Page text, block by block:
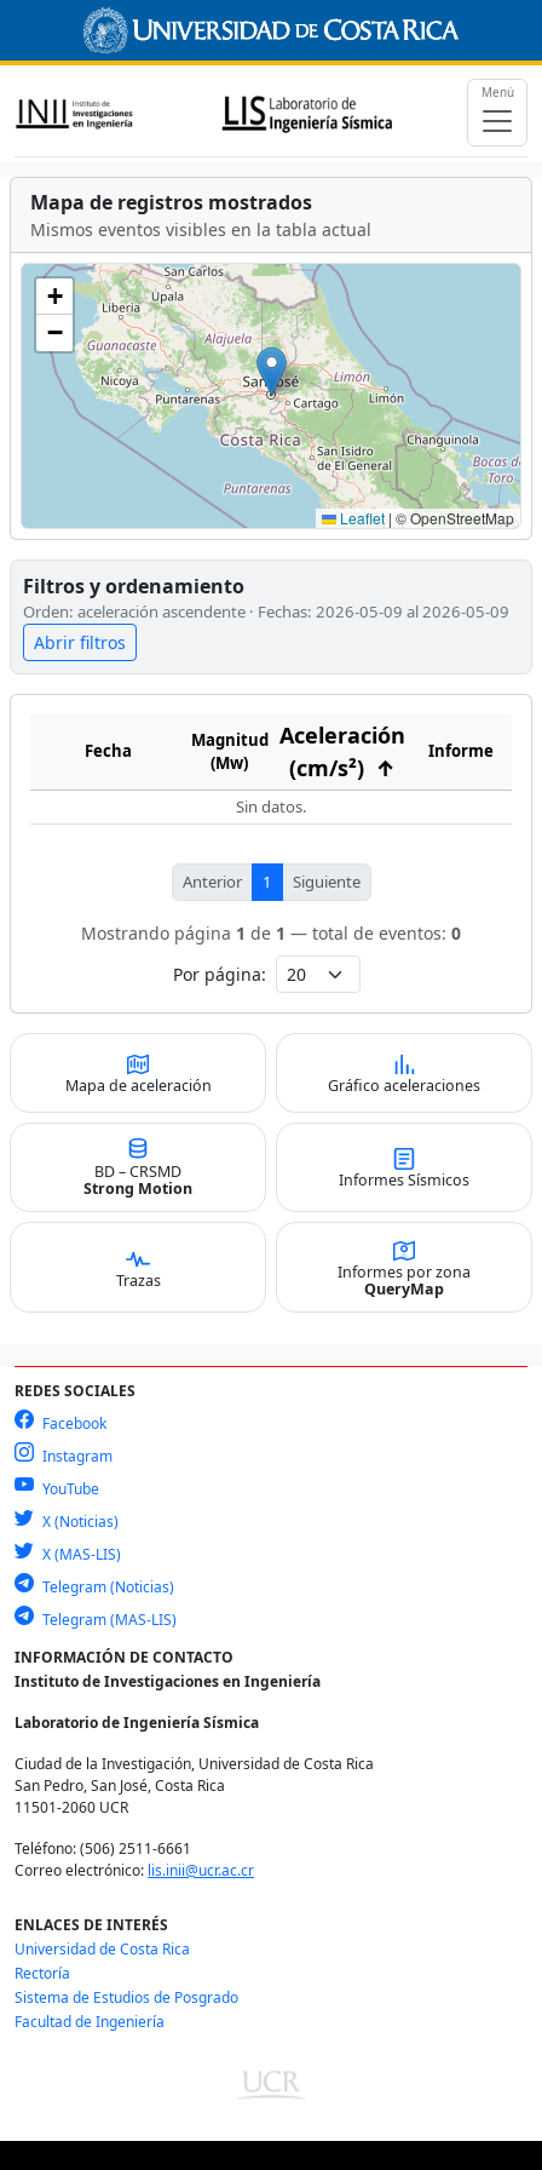
Menú
Mapa de registros mostrados
Mismos eventos visibles en la tabla actual
+
−
Leaflet | © OpenStreetMap
Filtros y ordenamiento
Orden: aceleración ascendente · Fechas: 2026-05-09 al 2026-05-09
Abrir filtros
Fecha
Magnitud
(Mw)
Aceleración
(cm/s²) ↑
Informe
Sin datos.
Anterior 1 Siguiente
Mostrando página 1 de 1 — total de eventos: 0
Por página:
Mapa de aceleración Gráfico aceleraciones
BD – CRSMD
Strong Motion
Informes Sísmicos
Trazas
Informes por zona
QueryMap
REDES SOCIALES
Facebook
Instagram
YouTube
X (Noticias)
X (MAS-LIS)
Telegram (Noticias)
Telegram (MAS-LIS)
INFORMACIÓN DE CONTACTO
Instituto de Investigaciones en Ingeniería
Laboratorio de Ingeniería Sísmica
Ciudad de la Investigación, Universidad de Costa Rica
San Pedro, San José, Costa Rica
11501-2060 UCR
Teléfono: (506) 2511-6661
Correo electrónico: lis.inii@ucr.ac.cr
ENLACES DE INTERÉS
Universidad de Costa Rica
Rectoría
Sistema de Estudios de Posgrado
Facultad de Ingeniería